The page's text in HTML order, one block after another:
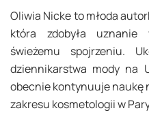
Oliwia Nicke to młoda
która zdobyła
świeżemu spojrzeniu.
dziennikarstwa mody na
obecnie kontynuuje naukę
zakresu kosmetologii w